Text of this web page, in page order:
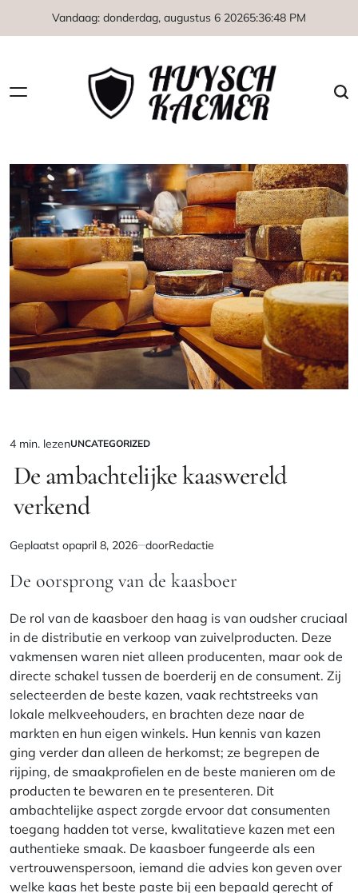
Vandaag: donderdag, augustus 6 20265:36:49 PM
Geschatte
leestijd
4 min. lezenGEPLAATST
IN
UNCATEGORIZED
De ambachtelijke kaaswereld
verkend
Geplaatst opapril 8, 2026 doorRedactie
De oorsprong van de kaasboer
De rol van de kaasboer den haag is van oudsher cruciaal
in de distributie en verkoop van zuivelproducten. Deze
vakmensen waren niet alleen producenten, maar ook de
directe schakel tussen de boerderij en de consument. Zij
selecteerden de beste kazen, vaak rechtstreeks van
lokale melkveehouders, en brachten deze naar de
markten en hun eigen winkels. Hun kennis van kazen
ging verder dan alleen de herkomst; ze begrepen de
rijping, de smaakprofielen en de beste manieren om de
producten te bewaren en te presenteren. Dit
ambachtelijke aspect zorgde ervoor dat consumenten
toegang hadden tot verse, kwalitatieve kazen met een
authentieke smaak. De kaasboer fungeerde als een
vertrouwenspersoon, iemand die advies kon geven over
welke kaas het beste paste bij een bepaald gerecht of